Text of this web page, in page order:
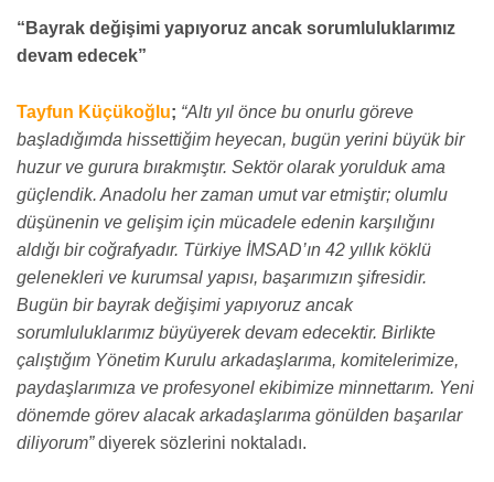
“Bayrak değişimi yapıyoruz ancak sorumluluklarımız
devam edecek”
Tayfun Küçükoğlu; “Altı yıl önce bu onurlu göreve
başladığımda hissettiğim heyecan, bugün yerini büyük bir
huzur ve gurura bırakmıştır. Sektör olarak yorulduk ama
güçlendik. Anadolu her zaman umut var etmiştir; olumlu
düşünenin ve gelişim için mücadele edenin karşılığını
aldığı bir coğrafyadır. Türkiye İMSAD’ın 42 yıllık köklü
gelenekleri ve kurumsal yapısı, başarımızın şifresidir.
Bugün bir bayrak değişimi yapıyoruz ancak
sorumluluklarımız büyüyerek devam edecektir. Birlikte
çalıştığım Yönetim Kurulu arkadaşlarıma, komitelerimize,
paydaşlarımıza ve profesyonel ekibimize minnettarım. Yeni
dönemde görev alacak arkadaşlarıma gönülden başarılar
diliyorum”diyerek sözlerini noktaladı.